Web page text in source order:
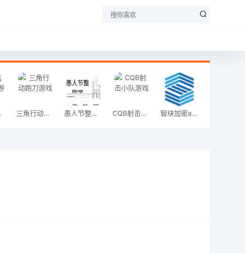
三角行动跑刀游戏 愚人节整同学 CQB射击小队游戏 智块加密app